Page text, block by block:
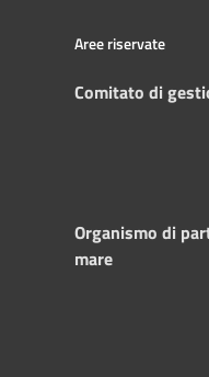
Aree riservate
Comitato di
Organismo di
mare